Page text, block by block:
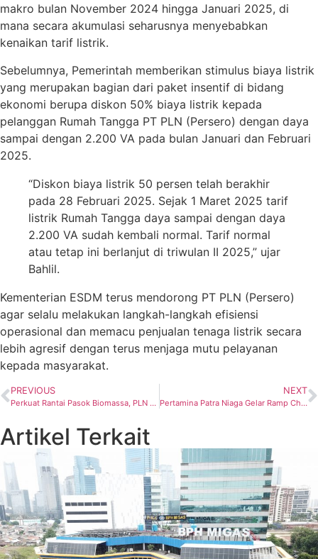
makro bulan November 2024 hingga Januari 2025, di
mana secara akumulasi seharusnya menyebabkan
kenaikan tarif listrik.
Sebelumnya, Pemerintah memberikan stimulus biaya listrik
yang merupakan bagian dari paket insentif di bidang
ekonomi berupa diskon 50% biaya listrik kepada
pelanggan Rumah Tangga PT PLN (Persero) dengan daya
sampai dengan 2.200 VA pada bulan Januari dan Februari
2025.
“Diskon biaya listrik 50 persen telah berakhir
pada 28 Februari 2025. Sejak 1 Maret 2025 tarif
listrik Rumah Tangga daya sampai dengan daya
2.200 VA sudah kembali normal. Tarif normal
atau tetap ini berlanjut di triwulan II 2025,” ujar
Bahlil.
Kementerian ESDM terus mendorong PT PLN (Persero)
agar selalu melakukan langkah-langkah efisiensi
operasional dan memacu penjualan tenaga listrik secara
lebih agresif dengan terus menjaga mutu pelayanan
kepada masyarakat.
PREVIOUS
Perkuat Rantai Pasok Biomassa, PLN EPI Pasok 350 Ton Cangkang Sawit via Laut ke PLTU Tidore
NEXT
Pertamina Patra Niaga Gelar Ramp Check, Pastikan Armada Mobil Tangki Siap Operasi di Masa Mudik
Artikel Terkait